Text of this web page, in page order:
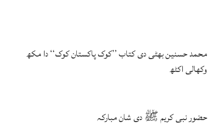
محمد حسنین بھٹی دی کتاب ’’کوک پاکستان کوک‘‘ دا مکھ
وکھالی اکٹھ
حضور نبی کریم ﷺ دی شان مبارکہ